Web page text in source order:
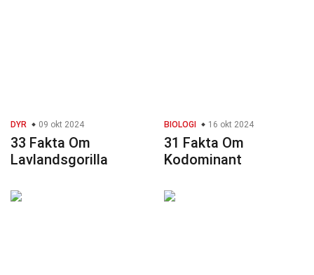
DYR 09 okt 2024
33 Fakta Om
Lavlandsgorilla
BIOLOGI 16 okt 2024
31 Fakta Om
Kodominant